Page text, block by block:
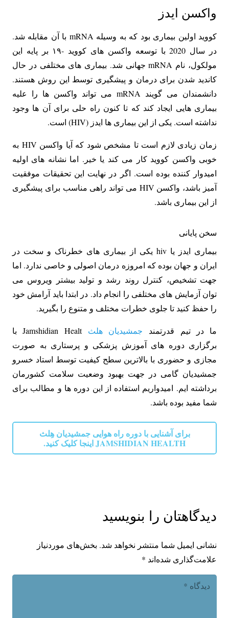
واکسن ایدز
کووید اولین بیماری بود که به وسیله mRNA با آن مقابله شد.
در سال 2020 با توسعه واکسن های کووید -۱۹ بر پایه این
مولکول، نام mRNA جهانی شد. بیماری های مختلفی در حال
کاندید شدن برای درمان و پیشگیری توسط این روش هستند.
دانشمندان می گویند mRNA می تواند واکسن ها را علیه
بیماری هایی ایجاد کند که تا کنون راه حلی برای آن ها وجود
نداشته است. یکی از این بیماری ها ایدز (HIV) است.
زمان زیادی لازم است تا مشخص شود که آیا واکسن HIV به
خوبی واکسن کووید کار می کند یا خیر. اما نشانه های اولیه
امیدوار کننده بوده است. اگر در نهایت این تحقیقات موفقیت
آمیز باشد، واکسن HIV می تواند راهی مناسب برای پیشگیری
از این بیماری باشد.
سخن پایانی
بیماری ایدز یا hiv یکی از بیماری های خطرناک و سخت در
ایران و جهان بوده که امروزه درمان اصولی و خاصی ندارد. اما
جهت تشخیص، کنترل روند رشد و تولید بیشتر ویروس می
توان آزمایش های مختلفی را انجام داد. در ابتدا باید آرامش خود
را حفظ کنید تا جلوی خطرات مختلف و متنوع را بگیرید.
ما در تیم قدرتمند جمشیدیان هلث
Jamshidian Healt با
برگزاری دوره های آموزش پزشکی و پرستاری به صورت
مجازی و حضوری با بالاترین سطح کیفیت توسط استاد خسرو
جمشیدیان گامی در جهت بهبود وضعیت سلامت کشورمان
برداشته ایم. امیدواریم استفاده از این دوره ها و مطالب برای
شما مفید بوده باشد.
برای آشنایی با دوره راه هوایی جمشیدیان هِلث
JAMSHIDIAN HEALTH اینجا کلیک کنید.
دیدگاهتان را بنویسید
نشانی ایمیل شما منتشر نخواهد شد. بخش‌های موردنیاز
علامت‌گذاری شده‌اند *